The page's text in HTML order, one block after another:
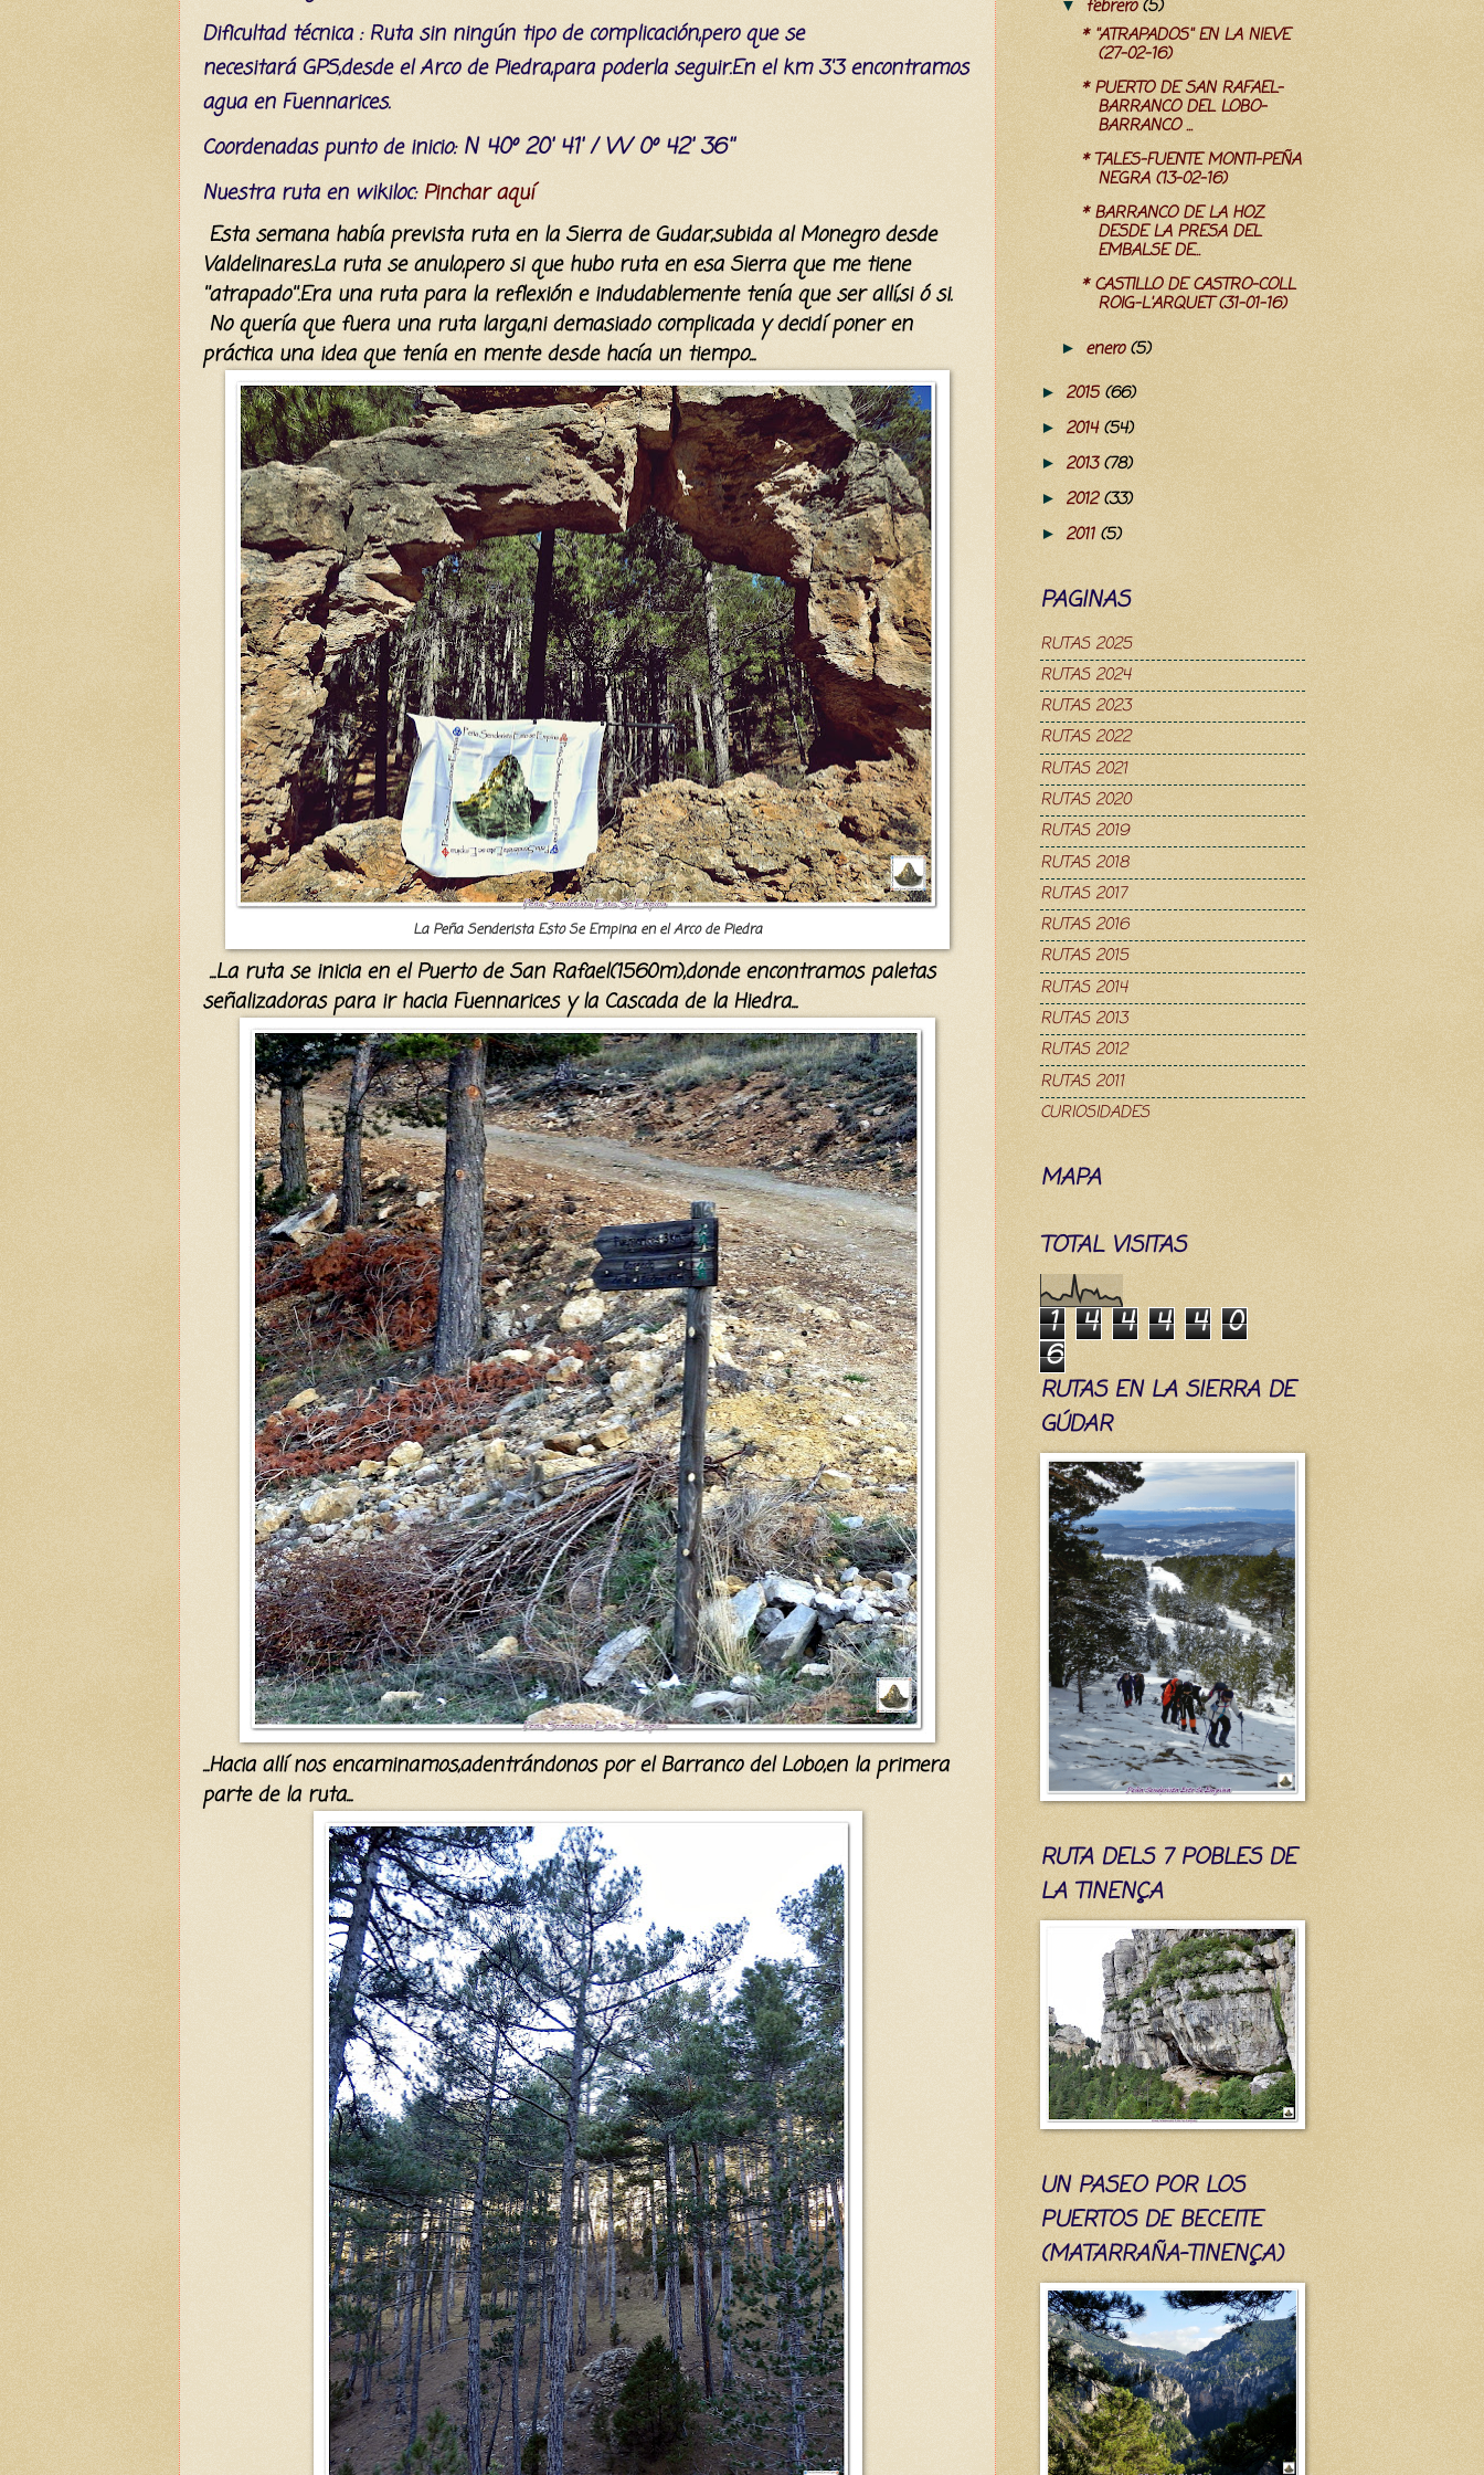
Dificultad técnica: Ruta sin ningúntipo de complicación,pero que se
necesitaráGPS,desde el Arco de Piedra,para poderla seguir.En el km 3'3 encontramos
agua enFuennarices.
Coordenadas punto de inicio: N 40º 20' 41' / W 0º 42' 36''
Nuestra ruta en wikiloc: Pinchar aquí
Esta semana habíaprevista ruta en la Sierra de Gudar,subida al Monegro desde
Valdelinares.La ruta se anulo,perosi que hubo ruta en esa Sierra que me tiene
''atrapado''.Era una ruta para la reflexióne indudablemente teníaque ser allí,si ó si.
Noqueríaque fuera una ruta larga,ni demasiado complicadaydecidí poner en
prácticauna ideaque teníaen mente desde hacíaun tiempo...
La Peña Senderista Esto Se Empina en el Arco de Piedra
...La ruta se inicia en el Puerto de San Rafael(1560m),donde encontramos paletas
señalizadoras para ir hacia Fuennarices y la Cascada de la Hiedra...
...Haciaallínos encaminamos,adentrándonospor elBarranco del Lobo,en la primera
parte de la ruta...
▼ febrero(5)
* ''ATRAPADOS'' EN LA NIEVE
(27-02-16)
* PUERTO DE SAN RAFAEL-
BARRANCO DEL LOBO-
BARRANCO ...
* TALES-FUENTE MONTI-PEÑA
NEGRA (13-02-16)
* BARRANCO DE LA HOZ
DESDE LA PRESA DEL
EMBALSE DE...
* CASTILLO DE CASTRO-COLL
ROIG-L'ARQUET (31-01-16)
► enero(5)
► 2015 (66)
► 2014(54)
► 2013(78)
► 2012(33)
► 2011 (5)
PAGINAS
RUTAS 2025
RUTAS 2024
RUTAS 2023
RUTAS 2022
RUTAS 2021
RUTAS 2020
RUTAS 2019
RUTAS 2018
RUTAS 2017
RUTAS 2016
RUTAS 2015
RUTAS 2014
RUTAS 2013
RUTAS 2012
RUTAS 2011
CURIOSIDADES
MAPA
TOTAL VISITAS
1 4 4 4 4 0
6
RUTAS EN LA SIERRA DE
GÚDAR
RUTA DELS 7 POBLES DE
LA TINENÇA
UN PASEO POR LOS
PUERTOS DE BECEITE
(MATARRAÑA-TINENÇA)